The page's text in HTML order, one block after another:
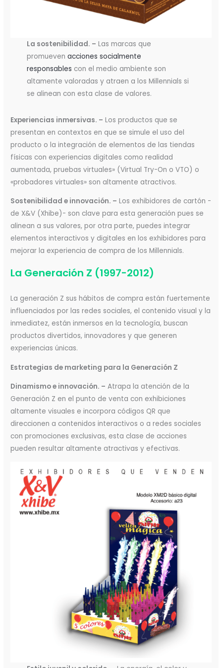
La sostenibilidad. – Las marcas que
promueven acciones socialmente
responsables con el medio ambiente son
altamente valoradas y atraen a los Millennials si
se alinean con esta clase de valores.
Experiencias inmersivas. – Los productos que se
presentan en contextos en que se simule el uso del
producto o la integración de elementos de las tiendas
físicas con experiencias digitales como realidad
aumentada, pruebas virtuales» (Virtual Try-On o VTO) o
«probadores virtuales» son altamente atractivos.
Sostenibilidad e innovación. – Los exhibidores de cartón -
de X&V (Xhibe)- son clave para esta generación pues se
alinean a sus valores, por otra parte, puedes integrar
elementos interactivos y digitales en los exhibidores para
mejorar la experiencia de compra de los Millennials.
La Generación Z (1997-2012)
La generación Z sus hábitos de compra están fuertemente
influenciados por las redes sociales, el contenido visual y la
inmediatez, están inmersos en la tecnología, buscan
productos divertidos, innovadores y que generen
experiencias únicas.
Estrategias de marketing para la Generación Z
Dinamismo e innovación. – Atrapa la atención de la
Generación Z en el punto de venta con exhibiciones
altamente visuales e incorpora códigos QR que
direccionen a contenidos interactivos o a redes sociales
con promociones exclusivas, esta clase de acciones
pueden resultar altamente atractivas y efectivas.